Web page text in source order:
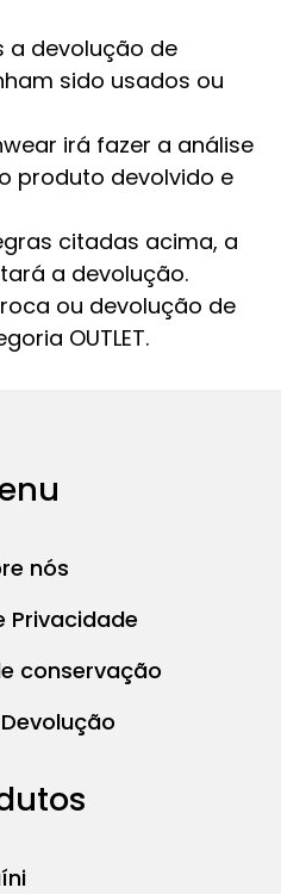
a devolução de
sido usados ou
irá fazer a análise
produto devolvido e
citadas acima, a
a devolução.
ou devolução de
OUTLET.
nós
Privacidade
conservação